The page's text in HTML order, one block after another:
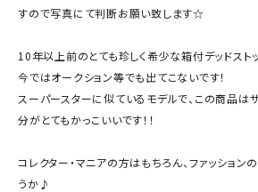
すので写真にて判断お願い致します☆
10年以上前のとても珍しく希少な箱付デッドスト
今ではオークション等でも出てこないです！
スーパースターに似ているモデルで、この商品は
分がとてもかっこいいです！！
コレクター・マニアの方はもちろん、ファッショ
うか♪